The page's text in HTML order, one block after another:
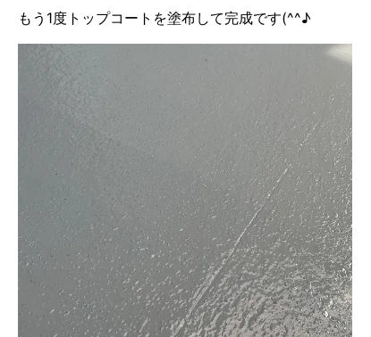
もう1度トップコートを塗布して完成です(^^♪